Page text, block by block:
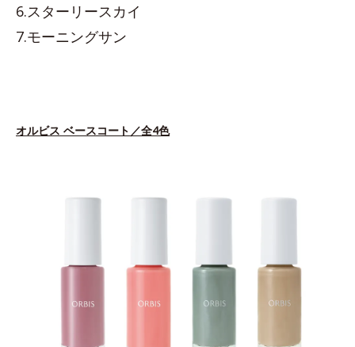
6.スターリースカイ
7.モーニングサン
オルビス ベースコート／全4色